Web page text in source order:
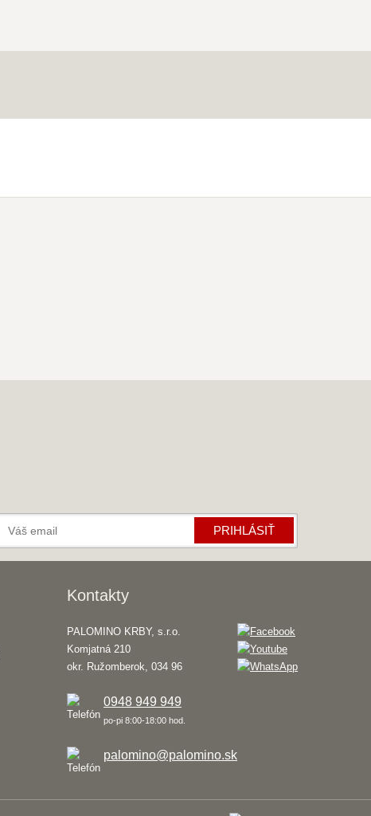
PRIHLÁSIŤ
Kontakty
PALOMINO KRBY, s.r.o.
Komjatná 210
okr. Ružomberok, 034 96
0948 949 949
po-pi 8:00-18:00 hod.
palomino@palomino.sk